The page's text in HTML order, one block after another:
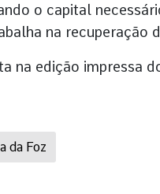
da Foz
o capital
na recuperação
na edição impressa